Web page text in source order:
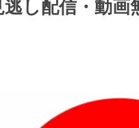
逃し配信・動